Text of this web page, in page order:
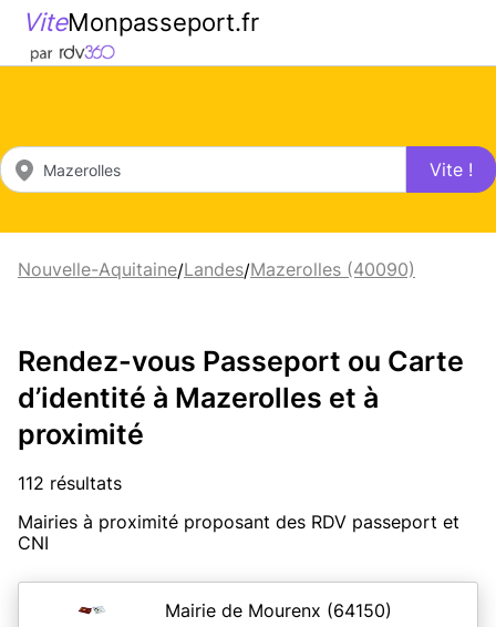
ViteMonpasseport.fr
Vite !
Nouvelle-Aquitaine/Landes/Mazerolles (40090)
Rendez-vous Passeport ou Carte
d’identité à Mazerolles et à
proximité
112 résultats
Mairies à proximité proposant des RDV passeport et
CNI
Mairie de Mourenx (64150)